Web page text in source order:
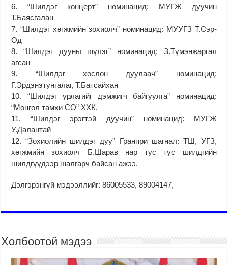
6. “Шилдэг концерт” номинацид: МУГЖ дуучин
Т.Баясгалан
7. “Шилдэг хөгжмийн зохиолч” номинацид: МУУГЗ Т.Сэр-
Од
8. “Шилдэг дууны шүлэг” номинацид: З.Түмэнжаргал
агсан
9. “Шилдэг хослон дуулаач” номинацид:
Г.Эрдэнэтунгалаг, Т.Батсайхан
10. “Шилдэг урлагийг дэмжигч байгуулга” номинацид:
“Монгол тамхи СО” ХХК,
11. “Шилдэг эрэгтэй дуучин” номинацид: МУГЖ
У.Далантай
12. “Зохиолийн шилдэг дуу” Гранпри шагнал: ТШ, УГЗ,
хөгжмийн зохиолч Б.Шарав нар тус тус шилдгийн
шилдгүүдээр шалгарч байсан ажээ.
Дэлгэрэнгүй мэдээллийг: 86005533, 89004147,
Холбоотой мэдээ